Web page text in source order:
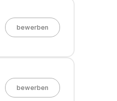
bewerben
bewerben